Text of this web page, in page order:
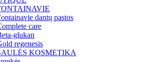
dantų pastos
care
glukan
regenesis
KOSMETIKA